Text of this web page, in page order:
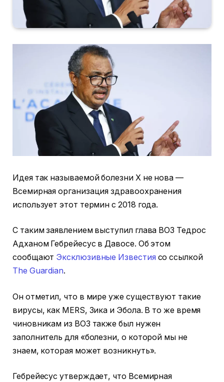
Идея так называемой болезни X не нова —
Всемирная организация здравоохранения
использует этот термин с 2018 года.
С таким заявлением выступил глава ВОЗ Тедрос
Адханом Гебрейесус в Давосе. Об этом
сообщают Эксклюзивные Известия со ссылкой
The Guardian.
Он отметил, что в мире уже существуют такие
вирусы, как MERS, Зика и Эбола. В то же время
чиновникам из ВОЗ также был нужен
заполнитель для «болезни, о которой мы не
знаем, которая может возникнуть».
Гебрейесус утверждает, что Всемирная